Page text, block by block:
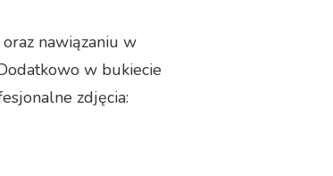
nawiązaniu w
w bukiecie
zdjęcia: